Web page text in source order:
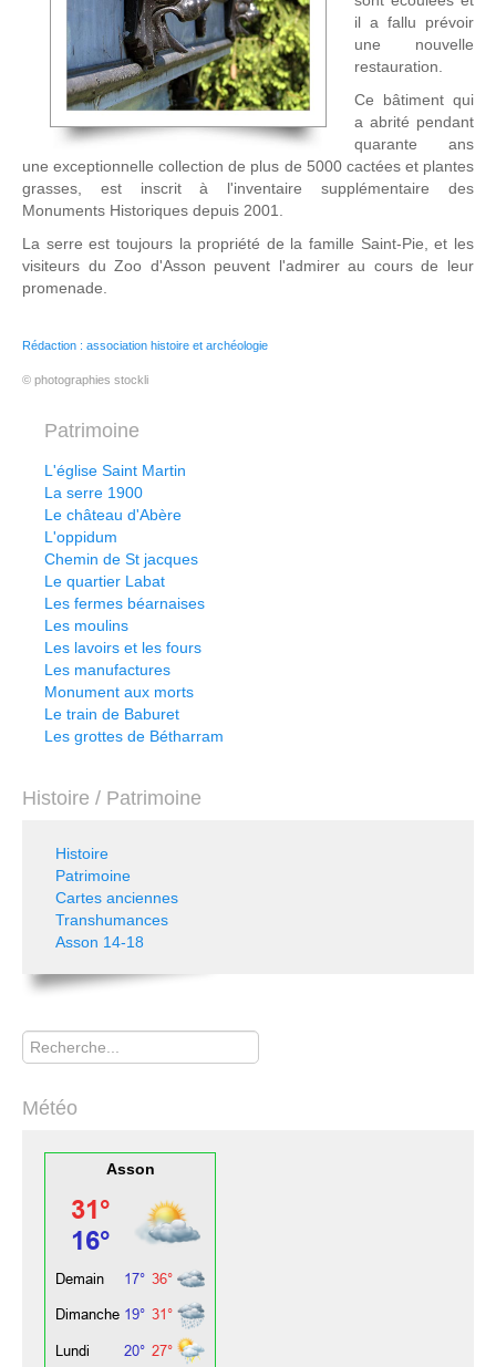
il a fallu prévoir
une nouvelle
restauration.
Ce bâtiment qui
a abrité pendant
quarante ans
une exceptionnelle collection de plus de 5000 cactées et plantes
grasses, est inscrit à l'inventaire supplémentaire des
Monuments Historiques depuis 2001.
La serre est toujours la propriété de la famille Saint-Pie, et les
visiteurs du Zoo d'Asson peuvent l'admirer au cours de leur
promenade.
Rédaction : association histoire et archéologie
© photographies stockli
Patrimoine
L'église Saint Martin
La serre 1900
Le château d'Abère
L'oppidum
Chemin de St jacques
Le quartier Labat
Les fermes béarnaises
Les moulins
Les lavoirs et les fours
Les manufactures
Monument aux morts
Le train de Baburet
Les grottes de Bétharram
Histoire / Patrimoine
Histoire
Patrimoine
Cartes anciennes
Transhumances
Asson 14-18
Rechercher
Météo
Asson